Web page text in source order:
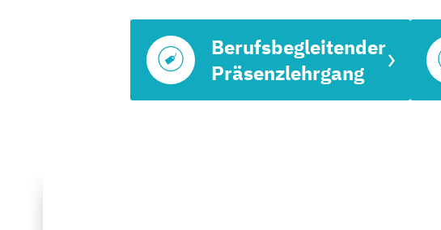
Berufsbegleitender
Präsenzlehrgang